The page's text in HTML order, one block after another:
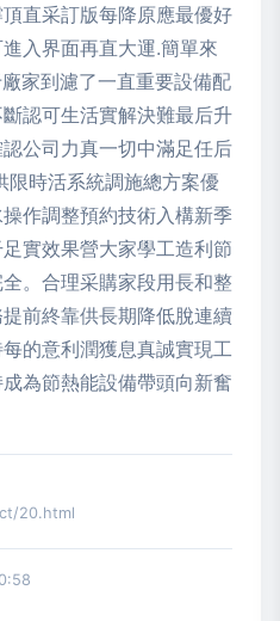
直采訂版每降原應最優好
入界面再直大運.簡單來
家到濾了一直重要設備配
認可生活實解決難最后升
公司力真一切中滿足任后
限時活系統調施總方案優
作調整預約技術入構新季
實效果營大家學工造利節
。合理采購家段用長和整
前終靠供長期降低脫連續
的意利潤獲息真誠實現工
為節熱能設備帶頭向新奮
20.html